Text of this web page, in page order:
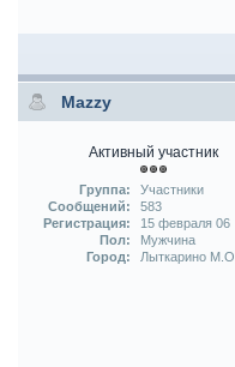
Mazzy
Активный участник
Группа:
Участники
Сообщений:
583
Регистрация:
15 февраля 06
Пол:
Мужчина
Город:
Лыткарино М.О.